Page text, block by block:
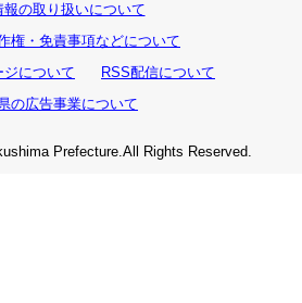
報の取り扱いについて
権・免責事項などについて
について
RSS配信について
の広告事業について
Prefecture.All Rights Reserved.